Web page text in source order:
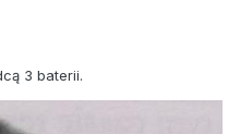
3 baterii.